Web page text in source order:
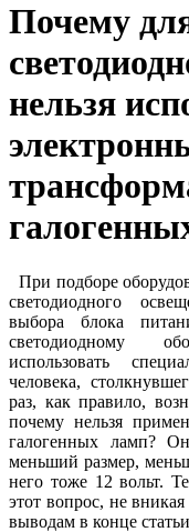
Почему
нельзя
При подборе
светодиодного
выбора блока
светодиодному
использовать
человека,
раз, как правило,
почему нельзя
галогенных ламп?
меньший размер,
него тоже 12 вольт.
этот вопрос, не
выводам в конце